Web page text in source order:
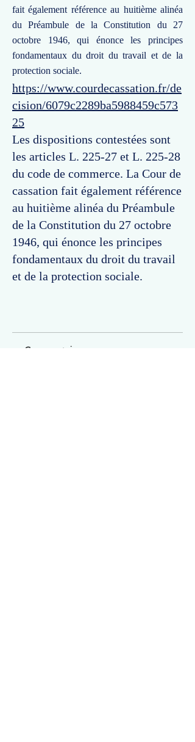
fait également référence au huitième alinéa
du Préambule de la Constitution du 27
octobre 1946, qui énonce les principes
fondamentaux du droit du travail et de la
protection sociale.
https://www.courdecassation.fr/de
cision/6079c2289ba5988459c573
25
Les dispositions contestées sont
les articles L. 225-27 et L. 225-28
du code de commerce. La Cour de
cassation fait également référence
au huitième alinéa du Préambule
de la Constitution du 27 octobre
1946, qui énonce les principes
fondamentaux du droit du travail
et de la protection sociale.
Commentaires